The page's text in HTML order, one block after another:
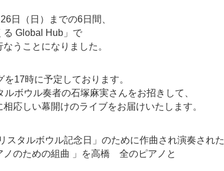
日（日）までの6日間、
る Global Hub」で
うことになりました。
17時に予定しております。
ボウル奏者の石塚麻実さんをお招きして、
応しい幕開けのライブをお届けいたします。
スタルボウル記念日」のために作曲され演奏された
ノのための組曲 」を高橋 全のピアノと